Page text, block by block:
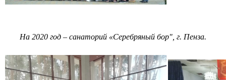
На 2020 год – санаторий «Серебряный бор", г. Пенза.